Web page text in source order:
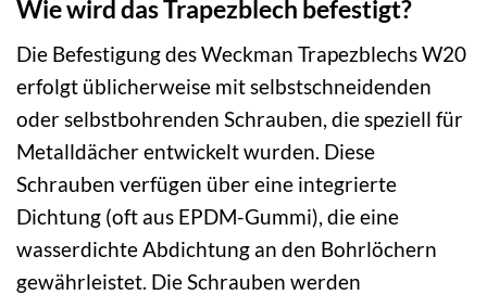
Wie wird das Trapezblech befestigt?
Die Befestigung des Weckman Trapezblechs W20
erfolgt üblicherweise mit selbstschneidenden
oder selbstbohrenden Schrauben, die speziell für
Metalldächer entwickelt wurden. Diese
Schrauben verfügen über eine integrierte
Dichtung (oft aus EPDM-Gummi), die eine
wasserdichte Abdichtung an den Bohrlöchern
gewährleistet. Die Schrauben werden